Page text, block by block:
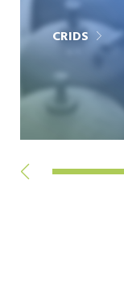
CRIDS